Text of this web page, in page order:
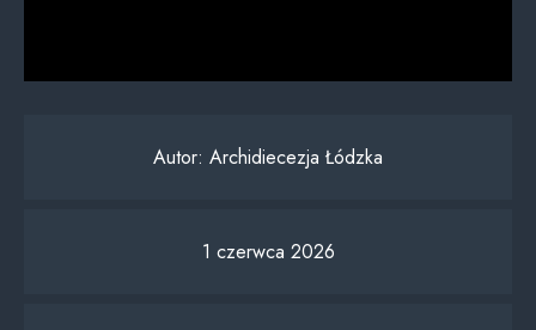
Autor: Archidiecezja Łódzka
1 czerwca 2026